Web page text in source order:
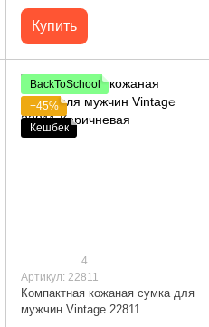
Купить
BackToSchool
−45%
Кешбек
4
Артикул: 22811
Компактная кожаная сумка для
мужчин Vintage 22811